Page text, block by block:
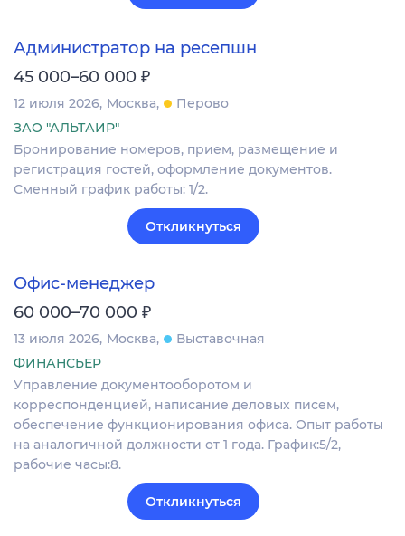
Администратор на ресепшн
45 000–60 000 ₽
12 июля 2026 Москва
Перово
ЗАО "АЛЬТАИР"
Бронирование номеров, прием, размещение и
регистрация гостей, оформление документов.
Сменный график работы: 1/2.
Откликнуться
Офис-менеджер
60 000–70 000 ₽
13 июля 2026 Москва
Выставочная
ФИНАНСЬЕР
Управление документооборотом и
корреспонденцией, написание деловых писем,
обеспечение функционирования офиса. Опыт работы
на аналогичной должности от 1 года. График:5/2,
рабочие часы:8.
Откликнуться